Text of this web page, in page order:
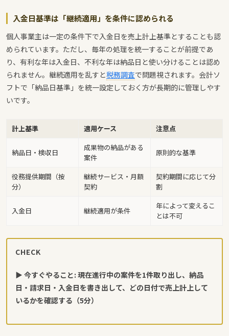
入金日基準は「継続適用」を条件に認められる
個人事業主は一定の条件下で入金日を売上計上基準とすることも認
められています。ただし、毎年の処理を統一することが前提であ
り、有利な年は入金日、不利な年は納品日と使い分けることは認め
られません。継続適用を乱すと税務調査で問題視されます。会計ソ
フトで「納品日基準」を統一設定しておく方が長期的に管理しやす
いです。
計上基準 適用ケース 注意点
納品日・検収日
成果物の納品がある
案件
原則的な基準
役務提供期間（按
分）
継続サービス・月額
契約
契約期間に応じて分
割
入金日 継続適用が条件
年によって変えるこ
とは不可
CHECK
▶ 今すぐやること: 現在進行中の案件を1件取り出し、納品
日・請求日・入金日を書き出して、どの日付で売上計上して
いるかを確認する（5分）